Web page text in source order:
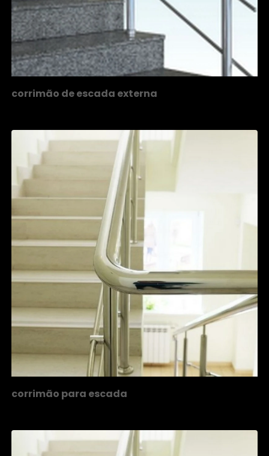
corrimão de escada externa
corrimão para escada